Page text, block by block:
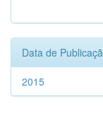
Data de
2015